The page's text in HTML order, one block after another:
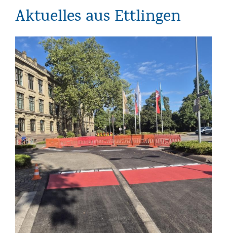
Aktuelles aus Ettlingen